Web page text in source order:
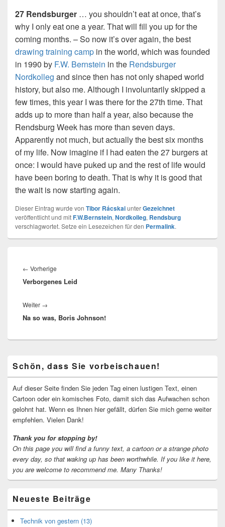
27 Rendsburger … you shouldn’t eat at once, that’s
why I only eat one a year. That will fill you up for the
coming months. – So now it’s over again, the best
drawing training camp in the world, which was founded
in 1990 by F.W. Bernstein in the Rendsburger
Nordkolleg and since then has not only shaped world
history, but also me. Although I involuntarily skipped a
few times, this year I was there for the 27th time. That
adds up to more than half a year, also because the
Rendsburg Week has more than seven days.
Apparently not much, but actually the best six months
of my life. Now imagine if I had eaten the 27 burgers at
once: I would have puked up and the rest of life would
have been boring to death. That is why it is good that
the wait is now starting again.
Dieser Eintrag wurde von Tibor RácskaiunterGezeichnet
veröffentlicht und mitF.W.Bernstein, Nordkolleg, Rendsburg
verschlagwortet. Setze ein Lesezeichen für den Permalink.
← Vorherige
Beitrag:
Verborgenes Leid
Weiter →
Beitrag:
Na so was, Boris Johnson!
Seitenleisten-
Widgetbereich
Schön, dass Sie vorbeischauen!
Auf dieser Seite finden Sie jeden Tag einen lustigen Text, einen
Cartoon oder ein komisches Foto, damit sich das Aufwachen schon
gelohnt hat. Wenn es Ihnen hier gefällt, dürfen Sie mich gerne weiter
empfehlen. Vielen Dank!
Thank you for stopping by!
On this page you will find a funny text, a cartoon or a strange photo
every day, so that waking up has been worthwhile. If you like it here,
you are welcome to recommend me. Many Thanks!
Neueste Beiträge
Technik von gestern (13)